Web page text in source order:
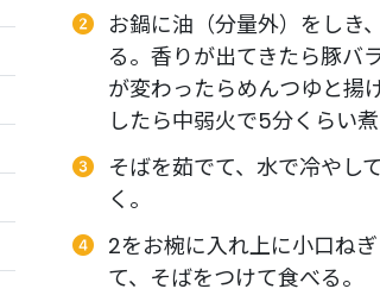
お鍋に油（分量外）をしき
る。香りが出てきたら豚バ
が変わったらめんつゆと揚
したら中弱火で5分くらい煮
そばを茹でて、水で冷やし
く。
2をお椀に入れ上に小口ね
て、そばをつけて食べる。